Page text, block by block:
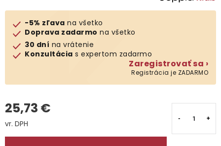
Predávané značky
Klub výhod
Kontakty
-5% zľava na všetko
Doprava zadarmo na všetko
30 dní na vrátenie
Konzultácia s expertom zadarmo
Zaregistrovať sa ›
Registrácia je ZADARMO
25,73 €